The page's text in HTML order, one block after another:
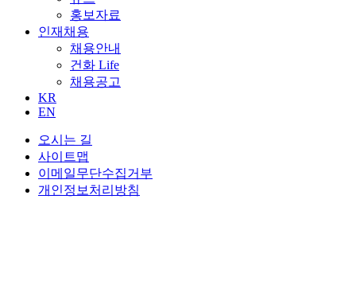
홍보자료
인재채용
채용안내
건화 Life
채용공고
KR
EN
오시는 길
사이트맵
이메일무단수집거부
개인정보처리방침